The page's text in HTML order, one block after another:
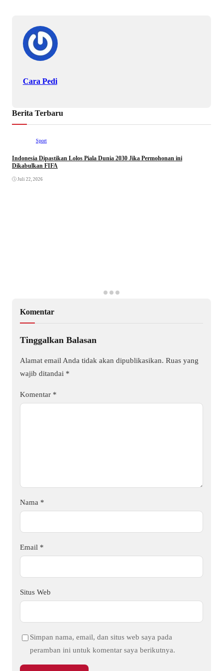
Cara Pedi
Berita Terbaru
Sport
Indonesia Dipastikan Lolos Piala Dunia 2030 Jika Permohonan ini
Dikabulkan FIFA
Juli 22, 2026
Komentar
Tinggalkan Balasan
Alamat email Anda tidak akan dipublikasikan. Ruas yang
wajib ditandai *
Komentar *
Nama *
Email *
Situs Web
Simpan nama, email, dan situs web saya pada
peramban ini untuk komentar saya berikutnya.